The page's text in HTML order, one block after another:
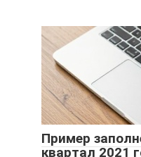
Пример
квартал 2021